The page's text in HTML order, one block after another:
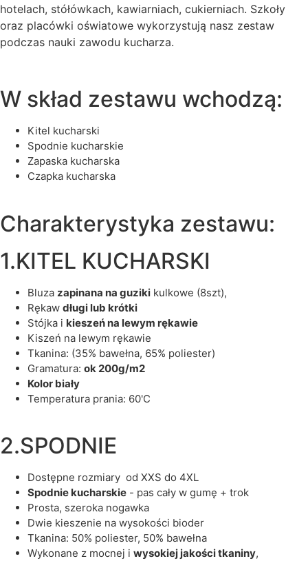
hotelach, stółówkach, kawiarniach, cukierniach. Szkoły
oraz placówki oświatowe wykorzystują nasz zestaw
podczas nauki zawodu kucharza.
W skład zestawu wchodzą:
kitel kucharski
spodnie kucharskie
zapaska kucharska
czapka kucharska
Charakterystyka zestawu:
1.KITEL KUCHARSKI
bluza zapinana na guziki kulkowe (8szt),
rękaw długi lub krótki
stójka i kieszeń na lewym rękawie
kiszeń na lewym rękawie
tkanina: (35% bawełna, 65% poliester)
gramatura: ok 200g/m2
kolor biały
temperatura prania: 60'C
2.SPODNIE
dostępne rozmiary od XXS do 4XL
spodnie kucharskie - pas cały w gumę + trok
prosta, szeroka nogawka
dwie kieszenie na wysokości bioder
tkanina: 50% poliester, 50% bawełna
wykonane z mocnej i wysokiej jakości tkaniny,